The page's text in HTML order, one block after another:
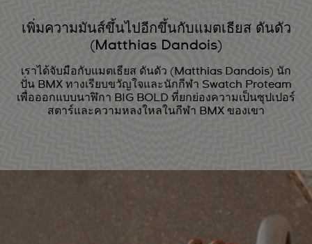
เพิ่มความมันส์ขึ้นไปอีกขึ้นกับแมตเธียส ดันดัว
(Matthias Dandois)
เราได้จับมือกับแมตเธียส ดันดัว (Matthias Dandois) นัก
ปั่น BMX ทางเรียบขวัญใจและนักกีฬา Swatch Proteam
เพื่อออกแบบนาฬิกา BIG BOLD ที่ยกย่องความเป็นซุปเปอร์
สตาร์และความหลงใหลในกีฬา BMX ของเขา